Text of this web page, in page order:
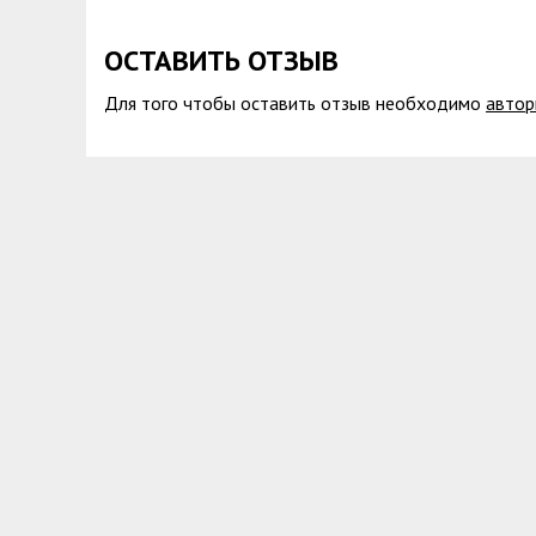
ОСТАВИТЬ ОТЗЫВ
Для того чтобы оставить отзыв необходимо